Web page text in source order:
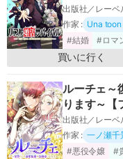
出版社／レーベ
作家 : Una
#結婚
#ロマ
買いに行く
ルーチェ～
ります～【
出版社／レーベ
作家 : 一ノ瀬千
#悪役令嬢
#